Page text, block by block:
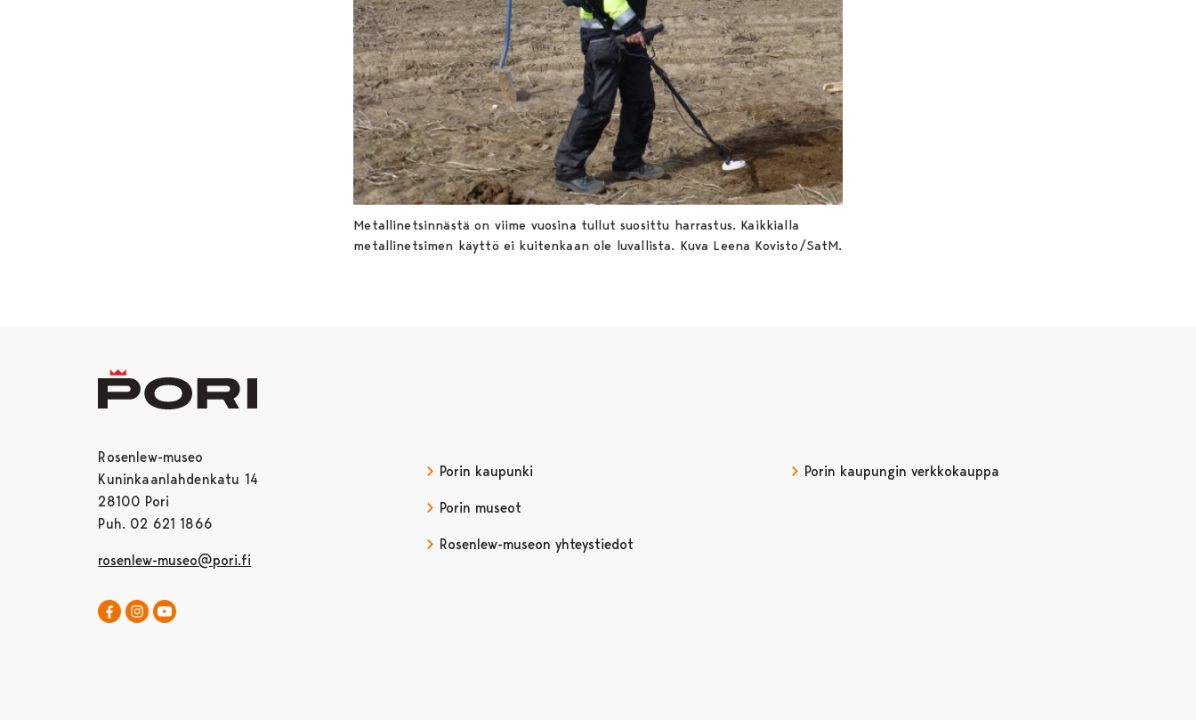
Metallinetsinnästä on viime vuosina tullut suosittu harrastus. Kaikkialla
metallinetsimen käyttö ei kuitenkaan ole luvallista. Kuva Leena Kovisto/SatM.
Rosenlew-museo
Kuninkaanlahdenkatu 14
28100 Pori
Puh. 02 621 1866
rosenlew-museo@pori.fi
Rosenlew-museo Facebookissa
Avautuu uudessa välilehdessä
Rosenlew-museo Instagramissa
Porin kaupunki
Porin museot
Rosenlew-museon yhteystiedot
Porin kaupungin verkkokauppa